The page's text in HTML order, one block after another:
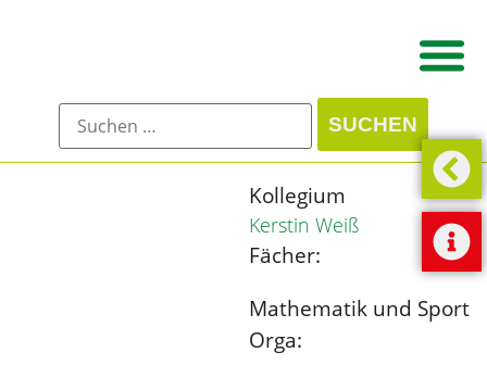
Kollegium
Kerstin Weiß
Fächer:
Mathematik und Sport
Orga: